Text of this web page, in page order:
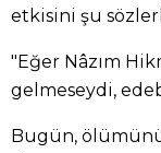
etkisini şu
"Eğer Nâzım
gelmeseydi,
Bugün,